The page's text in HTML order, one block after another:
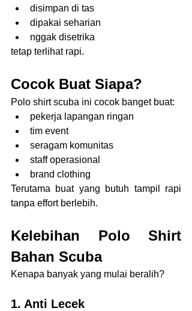
disimpan di tas
dipakai seharian
nggak disetrika
tetap terlihat rapi.
Cocok Buat Siapa?
Polo shirt scuba ini cocok banget buat:
pekerja lapangan ringan
tim event
seragam komunitas
staff operasional
brand clothing
Terutama buat yang butuh tampil rapi
tanpa effort berlebih.
Kelebihan Polo Shirt
Bahan Scuba
Kenapa banyak yang mulai beralih?
1. Anti Lecek